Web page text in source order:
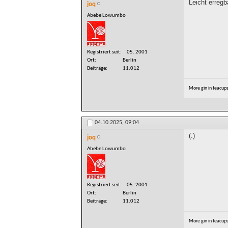
joq
Abebe Lowumbo
Registriert seit
05. 2001
Ort
Berlin
Beiträge
11.012
Leicht
More gin in teacups
04.10.2025, 09:04
joq
Abebe Lowumbo
Registriert seit
05. 2001
Ort
Berlin
Beiträge
11.012
(.)
More gin in teacups